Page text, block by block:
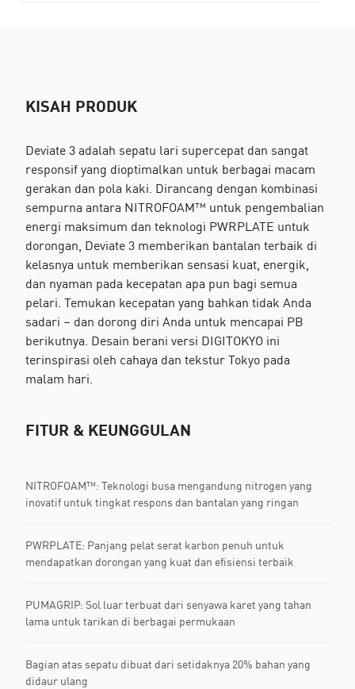
KISAH PRODUK
Deviate 3 adalah sepatu lari supercepat dan sangat
responsif yang dioptimalkan untuk berbagai macam
gerakan dan pola kaki. Dirancang dengan kombinasi
sempurna antara NITROFOAM™ untuk pengembalian
energi maksimum dan teknologi PWRPLATE untuk
dorongan, Deviate 3 memberikan bantalan terbaik di
kelasnya untuk memberikan sensasi kuat, energik,
dan nyaman pada kecepatan apa pun bagi semua
pelari. Temukan kecepatan yang bahkan tidak Anda
sadari – dan dorong diri Anda untuk mencapai PB
berikutnya. Desain berani versi DIGITOKYO ini
terinspirasi oleh cahaya dan tekstur Tokyo pada
malam hari.
FITUR & KEUNGGULAN
NITROFOAM™: Teknologi busa mengandung nitrogen yang
inovatif untuk tingkat respons dan bantalan yang ringan
PWRPLATE: Panjang pelat serat karbon penuh untuk
mendapatkan dorongan yang kuat dan efisiensi terbaik
PUMAGRIP: Sol luar terbuat dari senyawa karet yang tahan
lama untuk tarikan di berbagai permukaan
Bagian atas sepatu dibuat dari setidaknya 20% bahan yang
didaur ulang